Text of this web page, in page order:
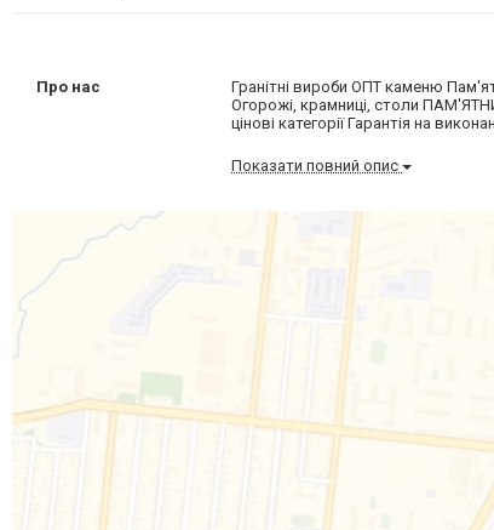
Про нас
Гранітні вироби ОПТ каменю
Огорожі, крамниці, столи
цінові категорії Гарантія на
Показати повний опис